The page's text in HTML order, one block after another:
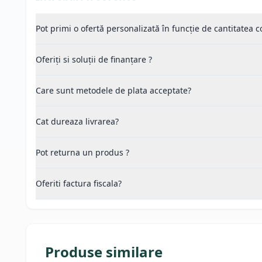
Pot primi o ofertă personalizată în funcție de cantitatea
Oferiți si soluții de finanțare ?
Care sunt metodele de plata acceptate?
Cat dureaza livrarea?
Pot returna un produs ?
Oferiti factura fiscala?
Produse similare